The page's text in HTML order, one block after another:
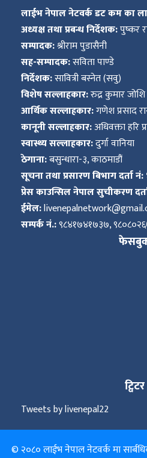
लाईभ नेपाल नेटवर्क डट कम का
अध्यक्ष तथा प्रबन्ध निर्देशक:पुष्कर
सम्पादक:श्रीराम पुडासैनी
सह-सम्पादक:सविता पाण्डे
निर्देशक:सावित्री बस्नेत (सवु)
विशेष सल्लाहकार:रुद्र कुमार जोशि
आर्थिक सल्लाहकार:गणेश प्रसाद
कानूनी सल्लाहकार:अधिवक्ता हरि
स्वास्थ्य सल्लाहकार:दुर्गा वानिया
ठेगाना:बसुन्धारा-३, काठमाडौं
सूचना तथा प्रसारण बिभाग दर्ता नं:
प्रेस काउन्सिल नेपाल सुचीकरण
ईमेल:
सम्पर्क नं.:९८४१७४१७३७,
ट्विटर
Tweets by livenepal22
© २०८० लाईभ नेपाल नेटवर्क मा